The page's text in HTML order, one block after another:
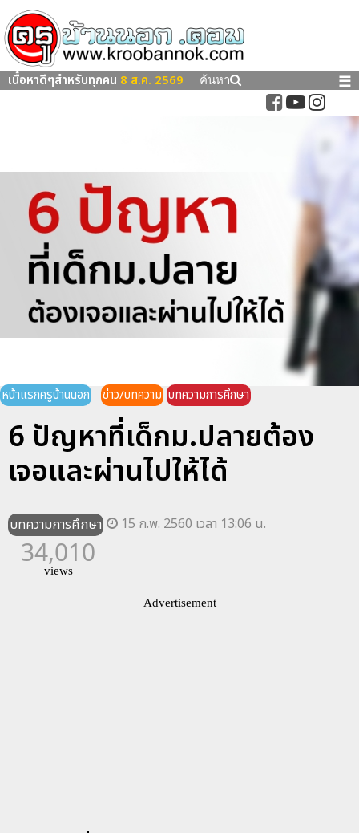
เนื้อหาดีๆสำหรับทุกคน 8 ส.ค. 2569 ค้นหา ☰
หน้าแรกครูบ้านนอก ข่าว/บทความ บทความการศึกษา
6 ปัญหาที่เด็กม.ปลายต้อง
เจอและผ่านไปให้ได้
บทความการศึกษา 15 ก.พ. 2560 เวลา 13:06 น.
34,010
views
Advertisement